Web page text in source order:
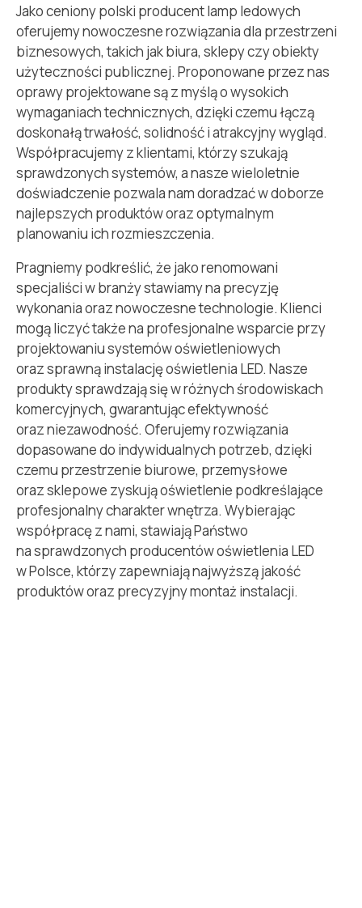
Jako ceniony polski producent lamp ledowych
oferujemy nowoczesne rozwiązania dla przestrzeni
biznesowych, takich jak biura, sklepy czy obiekty
użyteczności publicznej. Proponowane przez nas
oprawy projektowane są z myślą o wysokich
wymaganiach technicznych, dzięki czemu łączą
doskonałą trwałość, solidność i atrakcyjny wygląd.
Współpracujemy z klientami, którzy szukają
sprawdzonych systemów, a nasze wieloletnie
doświadczenie pozwala nam doradzać w doborze
najlepszych produktów orazoptymalnym
planowaniu ich rozmieszczenia.
Pragniemy podkreślić, że jako renomowani
specjaliści w branży stawiamy na precyzję
wykonania oraz nowoczesne technologie. Klienci
mogą liczyć także na profesjonalne wsparcie przy
projektowaniu systemów oświetleniowych
oraz sprawną instalację oświetlenia LED. Nasze
produkty sprawdzają się w różnych środowiskach
komercyjnych, gwarantując efektywność
oraz niezawodność. Oferujemy rozwiązania
dopasowane do indywidualnych potrzeb, dzięki
czemu przestrzenie biurowe, przemysłowe
oraz sklepowe zyskują oświetlenie podkreślające
profesjonalny charakter wnętrza. Wybierając
współpracę z nami, stawiają Państwo
na sprawdzonych producentów oświetlenia LED
w Polsce, którzy zapewniają najwyższą jakość
produktów oraz precyzyjny montaż instalacji.